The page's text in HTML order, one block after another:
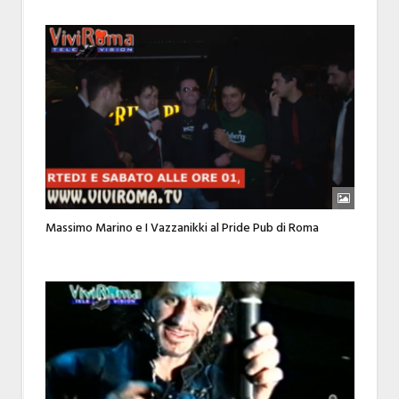
Massimo Marino e I Vazzanikki al Pride Pub di Roma